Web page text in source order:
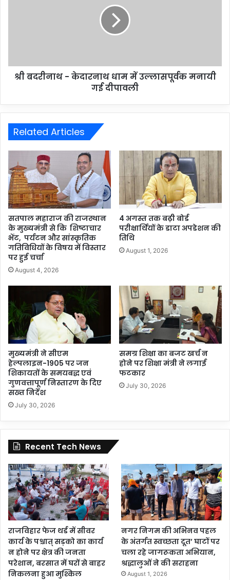
श्री बदरीनाथ - केदारनाथ धाम में उल्लासपूर्वक मनायी
गई दीपावली
Related Articles
सतपाल महाराज की राजस्थान
के मुख्यमंत्री से कि शिष्टाचार
भेंट, पर्यटन और सांस्कृतिक
गतिविधियों के विषय में विस्तार
पर हुई चर्चा
August 4, 2026
4 अगस्त तक बढ़ी बोर्ड
परीक्षार्थियों के डाटा अपडेशन की
तिथि
August 1, 2026
मुख्यमंत्री ने सीएम
हेल्पलाइन-1905 पर जन
शिकायतों के समयबद्ध एवं
गुणवत्तापूर्ण निस्तारण के दिए
सख्त निर्देश
July 30, 2026
समग्र शिक्षा का बजट खर्च न
होने पर शिक्षा मंत्री ने लगाई
फटकार
July 30, 2026
Recent Tech News
राजविहार फेज थर्ड में सीवर
कार्य के पश्चात् सड़को का कार्य
न होने पर क्षेत्र की जनता
परेशान, बरसात में घरों से बाहर
निकलना हुआ मुश्किल
नगर निगम की अभिनव पहल
के अंतर्गत स्वच्छता दूत’ घाटों पर
चला रहे जागरूकता अभियान,
श्रद्धालुओं ने की सराहना
August 1, 2026